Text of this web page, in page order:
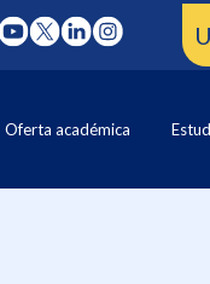
Oferta académica